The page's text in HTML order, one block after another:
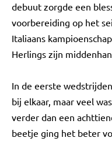
debuut zorgde een
voorbereiding op het
Italiaans
Herlings zijn
In de eerste
bij elkaar, maar veel
verder dan een
beetje ging het beter